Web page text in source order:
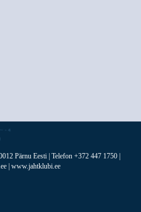
Pärnu Eesti | Telefon +372 447 1750 |
| www.jahtklubi.ee